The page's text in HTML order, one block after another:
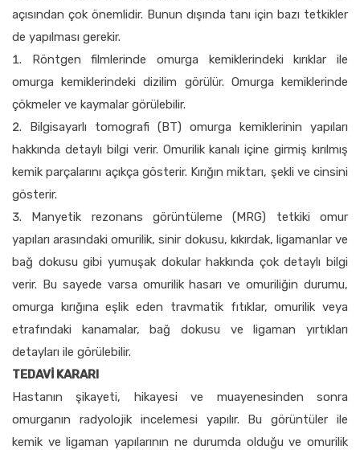
açısından çok önemlidir. Bunun dışında tanı için bazı tetkikler
de yapılması gerekir.
Röntgen filmlerinde omurga kemiklerindeki kırıklar ile
omurga kemiklerindeki dizilim görülür. Omurga kemiklerinde
çökmeler ve kaymalar görülebilir.
Bilgisayarlı tomografi (BT) omurga kemiklerinin yapıları
hakkında detaylı bilgi verir. Omurilik kanalı içine girmiş kırılmış
kemik parçalarını açıkça gösterir. Kırığın miktarı, şekli ve cinsini
gösterir.
Manyetik rezonans görüntüleme (MRG) tetkiki omur
yapıları arasındaki omurilik, sinir dokusu, kıkırdak, ligamanlar ve
bağ dokusu gibi yumuşak dokular hakkında çok detaylı bilgi
verir. Bu sayede varsa omurilik hasarı ve omuriliğin durumu,
omurga kırığına eşlik eden travmatik fıtıklar, omurilik veya
etrafındaki kanamalar, bağ dokusu ve ligaman yırtıkları
detayları ile görülebilir.
TEDAVİ KARARI
Hastanın şikayeti, hikayesi ve muayenesinden sonra
omurganın radyolojik incelemesi yapılır. Bu görüntüler ile
kemik ve ligaman yapılarının ne durumda olduğu ve omurilik